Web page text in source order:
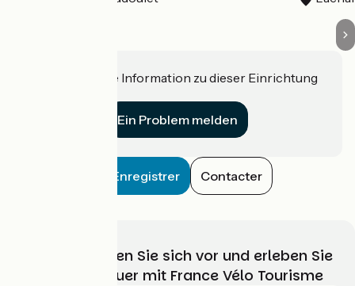
Haben Sie eine Information zu dieser Einrichtung
Ein Problem melden
Enregistrer Contacter
Wählen, bereiten Sie sich vor und erleben Sie
Ihr Radabenteuer mit France Vélo Tourisme